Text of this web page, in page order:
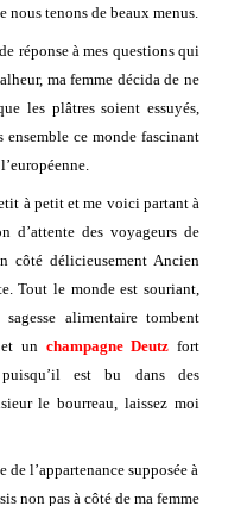
nous tenons de beaux menus.
réponse à mes questions qui
ma femme décida de ne
les plâtres soient essuyés,
ensemble ce monde fascinant
à petit et me voici partant à
d’attente des voyageurs de
côté délicieusement Ancien
Tout le monde est souriant,
alimentaire tombent
un champagne Deutz fort
est bu dans des
le bourreau, laissez moi
l’appartenance supposée à
non pas à côté de ma femme